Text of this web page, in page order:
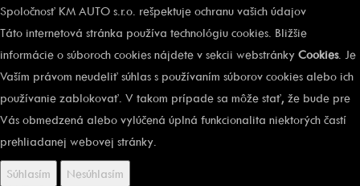
Spoločnosť KM AUTO s.r.o. rešpektuje ochranu vašich údajov
Táto internetová stránka používa technológiu cookies. Bližšie
informácie o súboroch cookies nájdete v sekcii webstránky Cookies. Je
Vaším právom neudeliť súhlas s používaním súborov cookies alebo ich
používanie zablokovať. V takom prípade sa môže stať, že bude pre
Vás obmedzená alebo vylúčená úplná funkcionalita niektorých častí
prehliadanej webovej stránky.
Súhlasím Nesúhlasím